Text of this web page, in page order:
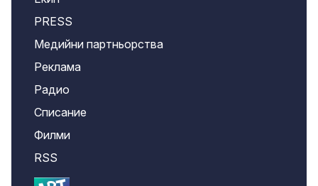
PRESS
Медийни партньорства
Реклама
Радио
Списание
Филми
RSS